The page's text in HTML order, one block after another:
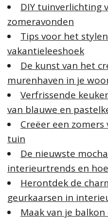
a
a
r
:
DIY tuinverlichting
zomeravonden
Tips voor het
vakantieleeshoek
De kunst van het
murenhaven in je
Verfrissende
van blauwe en
Creëer een
tuin
De nieuwste
interieurtrends en
Herontdek de
geurkaarsen in
Maak van je